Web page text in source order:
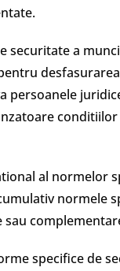
securitate a
persoanele
al normelor
normele
sau
specifice de